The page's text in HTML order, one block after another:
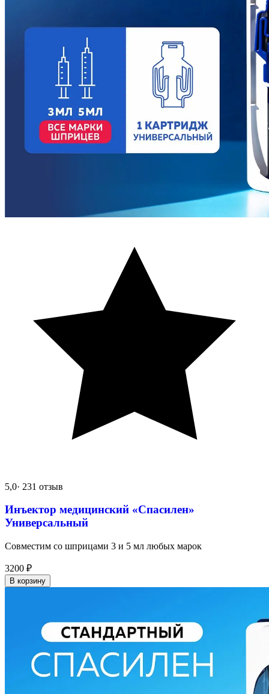
5,0· 231 отзыв
Инъектор медицинский «Спасилен»
Универсальный
Совместим со шприцами 3 и 5 мл любых марок
3200 ₽
В корзину